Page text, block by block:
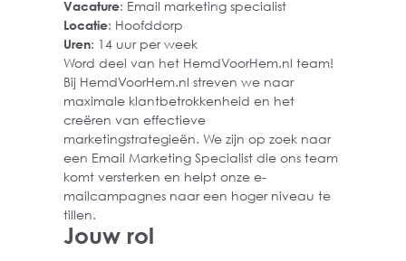
Vacature: Email marketing specialist
Locatie: Hoofddorp
Uren: 14 uur per week
Word deel van het HemdVoorHem.nl team!
Bij HemdVoorHem.nl streven we naar
maximale klantbetrokkenheid en het
creëren van effectieve
marketingstrategieën. We zijn op zoek naar
een Email Marketing Specialist die ons team
komt versterken en helpt onze e-
mailcampagnes naar een hoger niveau te
tillen.
Jouw rol